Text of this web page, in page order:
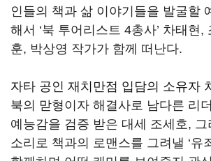
인들의 책과 삶 이야기들을 발굴할
해서 ‘북 투어리스트 4총사’ 차태현,
훈, 박상영 작가가 함께 떠난다.
자타 공인 재치만점 입담의 소유자
북의 맏형이자 해결사로 남다른 리
예능감을 검증 받은 대세 조세호, 그
소리로 책과의 로맨스를 그려낼 ‘유